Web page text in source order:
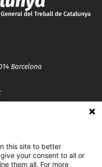
Barcelona
this site to better
your consent to all or
them all. For more